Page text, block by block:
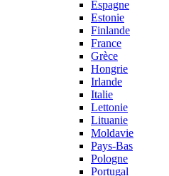
Espagne
Estonie
Finlande
France
Grèce
Hongrie
Irlande
Italie
Lettonie
Lituanie
Moldavie
Pays-Bas
Pologne
Portugal